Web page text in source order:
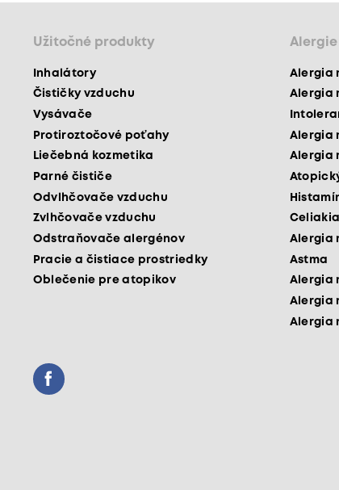
Užitočné produkty
Inhalátory
Čističky vzduchu
Vysávače
Protiroztočové poťahy
Liečebná kozmetika
Parné čističe
Odvlhčovače vzduchu
Zvlhčovače vzduchu
Odstraňovače alergénov
Pracie a čistiace prostriedky
Oblečenie pre atopikov
Alergie
Alergia
Alergia
Alergia
Alergia
Celiakia
Alergia
Astma
Alergia
Alergia
Alergia